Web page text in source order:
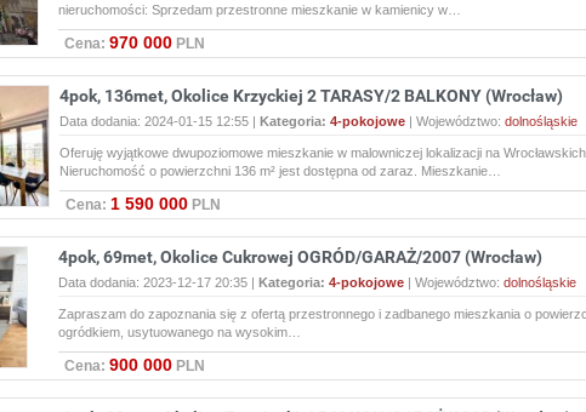
nieruchomości: Sprzedam przestronne mieszkanie w kamienicy w…
Cena: 970 000PLN
4pok, 136met, Okolice Krzyckiej 2 TARASY/2 BALKONY (Wrocław)
Data dodania: 2024-01-15 12:55 | Kategoria: 4-pokojowe | Województwo: dolnośląskie
Oferuję wyjątkowe dwupoziomowe mieszkanie w malowniczej lokalizacji na
Nieruchomość o powierzchni 136 m² jest dostępna od zaraz. Mieszkanie…
Cena: 1 590 000PLN
4pok, 69met, Okolice Cukrowej OGRÓD/GARAŻ/2007 (Wrocław)
Data dodania: 2023-12-17 20:35 | Kategoria: 4-pokojowe | Województwo: dolnośląskie
Zapraszam do zapoznania się z ofertą przestronnego i zadbanego mieszkania o
ogródkiem, usytuowanego na wysokim…
Cena: 900 000PLN